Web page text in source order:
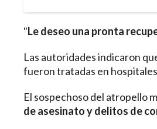
"Le deseo una pronta
Las autoridades indicaron
fueron tratadas en
El sospechoso del atropello
de asesinato y delitos de